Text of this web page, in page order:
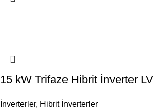
15 kW Trifaze Hibrit İnverter LV
İnverterler, Hibrit İnverterler